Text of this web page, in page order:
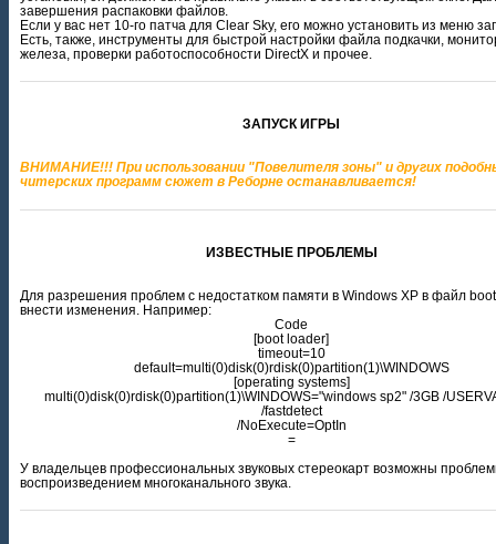
завершения распаковки файлов.
Если у вас нет 10-го патча для Clear Sky, его можно установить из меню
Есть, также, инструменты для быстрой настройки файла подкачки,
железа, проверки работоспособности DirectX и прочее.
ЗАПУСК ИГРЫ
ВНИМАНИЕ!!! При использовании "Повелителя зоны" и других
читерских программ сюжет в Реборне останавливается!
ИЗВЕСТНЫЕ ПРОБЛЕМЫ
Для разрешения проблем с недостатком памяти в Windows XP в файл
внести изменения. Например:
Code
[boot loader]
timeout=10
default=multi(0)disk(0)rdisk(0)partition(1)\WINDOWS
[operating systems]
multi(0)disk(0)rdisk(0)partition(1)\WINDOWS="windows sp2" /3GB /
/fastdetect
/NoExecute=OptIn
=
У владельцев профессиональных звуковых стереокарт возможны
воспроизведением многоканального звука.